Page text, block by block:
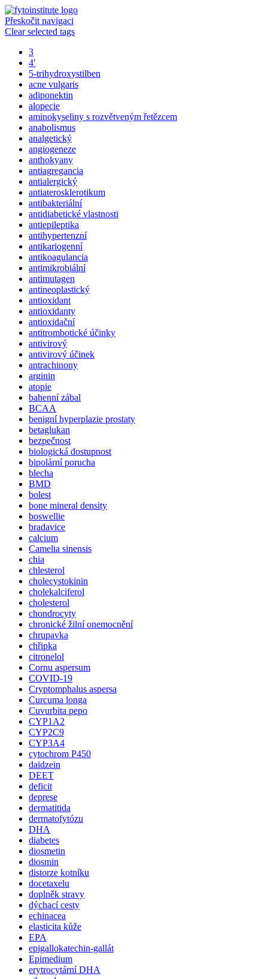
Přeskočit navigaci
Clear selected tags
3
4′
5-trihydroxystilben
acne vulgaris
adiponektin
alopecie
aminokyseliny s rozvětveným řetězcem
anabolismus
analgetický
angiogeneze
anthokyany
antiagregancia
antialergický
antiaterosklerotikum
antibakteriální
antidiabetické vlastnosti
antiepileptika
antihypertenzní
antikariogenní
antikoagulancia
antimikrobiální
antimutagen
antineoplastický
antioxidant
antioxidanty
antioxidační
antitrombotické účinky
antivirový
antivirový účinek
antrachinony
arginin
atopie
bahenní zábal
BCAA
benigní hyperplazie prostaty
betaglukan
bezpečnost
biologická dostupnost
bipolární porucha
blecha
BMD
bolest
bone mineral density
boswellie
bradavice
calcium
Camelia sinensis
chia
chlesterol
cholecystokinin
cholekalciferol
cholesterol
chondrocyty
chronické žilní onemocnění
chrupavka
chřipka
citronelol
Cornu aspersum
COVID-19
Cryptomphalus aspersa
Curcuma longa
Cuvurbita pepo
CYP1A2
CYP2C9
CYP3A4
cytochrom P450
daidzein
DEET
deficit
deprese
dermatitida
dermatofytózu
DHA
diabetes
diosmetin
diosmin
distorze kotníku
docetaxelu
doplněk stravy
dýchací cesty
echinacea
elasticita kůže
EPA
epigallokatechin-gallát
Epimedium
erytrocytární DHA